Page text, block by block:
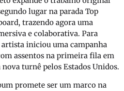
lugar na parada Top
trazendo agora uma
e colaborativa. Para
iniciou uma campanha
assentos na primeira fila em
nova turnê pelos Estados Unidos.
promete ser um marco na